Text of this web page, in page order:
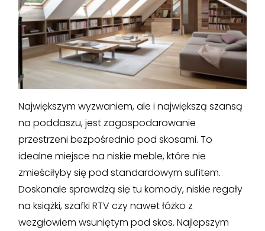
Największym wyzwaniem, ale i największą szansą
na poddaszu, jest zagospodarowanie
przestrzeni bezpośrednio pod skosami. To
idealne miejsce na niskie meble, które nie
zmieściłyby się pod standardowym sufitem.
Doskonale sprawdzą się tu komody, niskie regały
na książki, szafki RTV czy nawet łóżko z
wezgłowiem wsuniętym pod skos. Najlepszym